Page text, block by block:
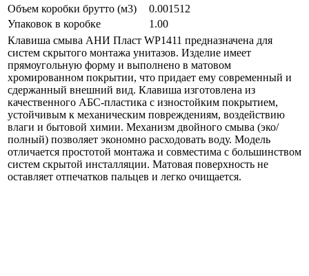
Объем коробки брутто (м3)
0.001512
Упаковок в коробке
1.00
Клавиша смыва АНИ Пласт WP1411 предназначена для
систем скрытого монтажа унитазов. Изделие имеет
прямоугольную форму и выполнено в матовом
хромированном покрытии, что придает ему современный и
сдержанный внешний вид. Клавиша изготовлена из
качественного АБС-пластика с изностойким покрытием,
устойчивым к механическим повреждениям, воздействию
влаги и бытовой химии. Механизм двойного смыва (эко/
полный) позволяет экономно расходовать воду. Модель
отличается простотой монтажа и совместима с большинством
систем скрытой инсталляции. Матовая поверхность не
оставляет отпечатков пальцев и легко очищается.